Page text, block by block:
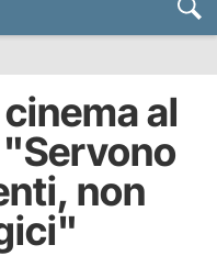
al
non